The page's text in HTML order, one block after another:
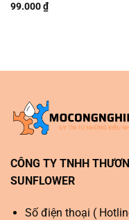
99.000₫
CÔNG TY TNHH
SUNFLOWER
Số điện thoại (